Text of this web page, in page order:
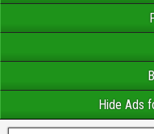
Hide Ads